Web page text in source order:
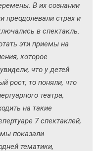
В их сознании
преодолевали страх и
в спектакль.
эти приемы на
которое
что у детей
рост, то поняли, что
театра,
на такие
7 спектаклей,
показали
тематики,